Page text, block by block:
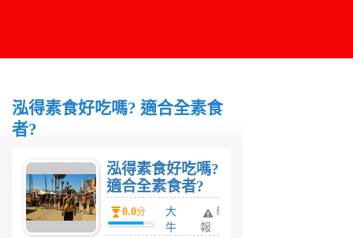
泓得素食好吃嗎? 適合全素食
者?
泓得素食好吃嗎?
適合全素食者?
0.0分
大
牛
舉
報